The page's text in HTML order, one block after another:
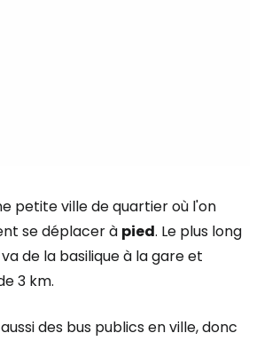
petite ville de quartier où l'on
se déplacer à pied. Le plus long
de la basilique à la gare et
3 km.
des bus publics en ville, donc